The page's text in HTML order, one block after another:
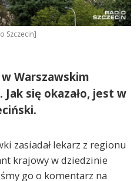
Szczecin]
Warszawskim
się okazało, jest w
zasiadał lekarz z regionu
krajowy w dziedzinie
go o komentarz na